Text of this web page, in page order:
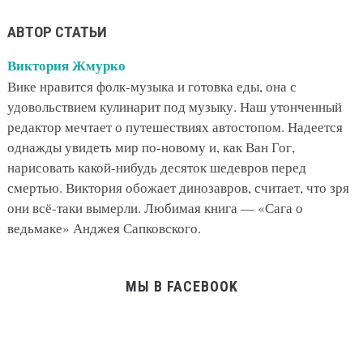
АВТОР СТАТЬИ
Виктория Жмурко
Вике нравится фолк-музыка и готовка еды, она с
удовольствием кулинарит под музыку. Наш утонченный
редактор мечтает о путешествиях автостопом. Надеется
однажды увидеть мир по-новому и, как Ван Гог,
нарисовать какой-нибудь десяток шедевров перед
смертью. Виктория обожает динозавров, считает, что зря
они всё-таки вымерли. Любимая книга — «Сага о
ведьмаке» Анджея Сапковского.
МЫ В FACEBOOK